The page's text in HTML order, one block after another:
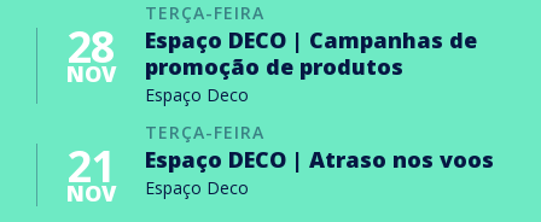
TERÇA-FEIRA
28
NOV
Espaço DECO | Campanhas de
promoção de produtos
Espaço Deco
TERÇA-FEIRA
21
NOV
Espaço DECO | Atraso nos voos
Espaço Deco